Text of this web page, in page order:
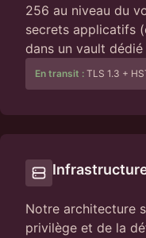
256 au niveau du
secrets applicatifs
dans un vault
En transit : TLS 1.3 +
Notre architecture
privilège et de la